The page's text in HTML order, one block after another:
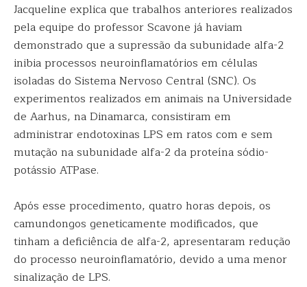
Jacqueline explica que trabalhos anteriores realizados
pela equipe do professor Scavone já haviam
demonstrado que a supressão da subunidade alfa-2
inibia processos neuroinflamatórios em células
isoladas do Sistema Nervoso Central (SNC). Os
experimentos realizados em animais na Universidade
de Aarhus, na Dinamarca, consistiram em
administrar endotoxinas LPS em ratos com e sem
mutação na subunidade alfa-2 da proteína sódio-
potássio ATPase.
Após esse procedimento, quatro horas depois, os
camundongos geneticamente modificados, que
tinham a deficiência de alfa-2, apresentaram redução
do processo neuroinflamatório, devido a uma menor
sinalização de LPS.